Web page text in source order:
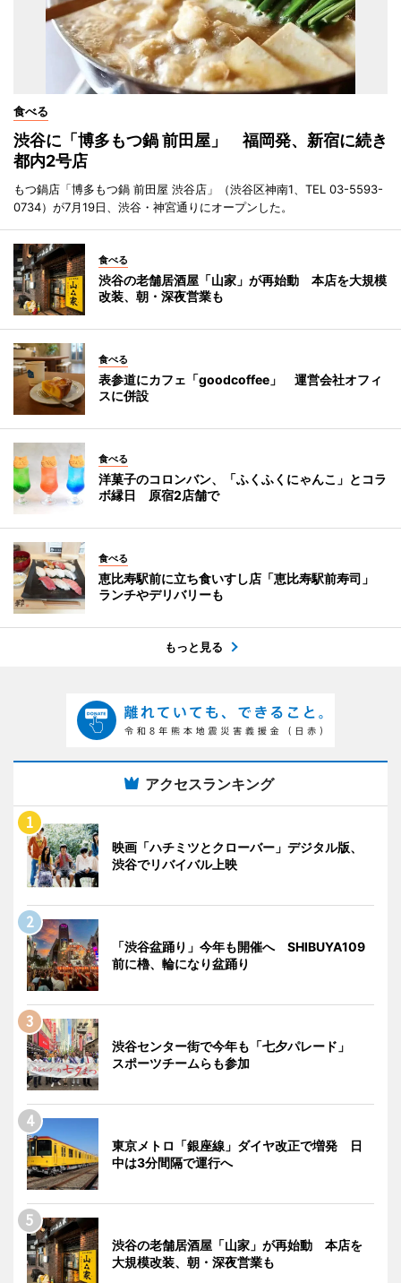
食べる
渋谷に「博多もつ鍋 前田屋」 福岡発、新宿に続き
都内2号店
もつ鍋店「博多もつ鍋 前田屋 渋谷店」（渋谷区神南1、TEL 03-5593-
0734）が7月19日、渋谷・神宮通りにオープンした。
食べる
渋谷の老舗居酒屋「山家」が再始動 本店を大規模
改装、朝・深夜営業も
食べる
表参道にカフェ「goodcoffee」 運営会社オフィ
スに併設
食べる
洋菓子のコロンバン、「ふくふくにゃんこ」とコラ
ボ縁日 原宿2店舗で
食べる
恵比寿駅前に立ち食いすし店「恵比寿駅前寿司」
ランチやデリバリーも
もっと見る
アクセスランキング
映画「ハチミツとクローバー」デジタル版、
渋谷でリバイバル上映
「渋谷盆踊り」今年も開催へ SHIBUYA109
前に櫓、輪になり盆踊り
渋谷センター街で今年も「七夕パレード」
スポーツチームらも参加
東京メトロ「銀座線」ダイヤ改正で増発 日
中は3分間隔で運行へ
渋谷の老舗居酒屋「山家」が再始動 本店を
大規模改装、朝・深夜営業も